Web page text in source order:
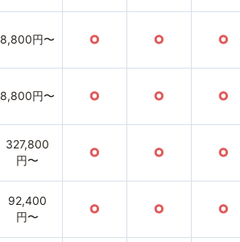
8,800円〜 ○ ○ ○
8,800円〜 ○ ○ ○
327,800
円〜
○ ○ ○
92,400
円〜
○ ○ ○